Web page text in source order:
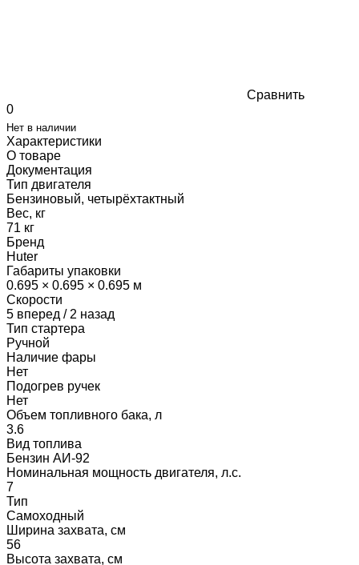
Сравнить
0
Нет в наличии
Характеристики
О товаре
Документация
Тип двигателя
Бензиновый, четырёхтактный
Вес, кг
71 кг
Бренд
Huter
Габариты упаковки
0.695 × 0.695 × 0.695 м
Скорости
5 вперед / 2 назад
Тип стартера
Ручной
Наличие фары
Нет
Подогрев ручек
Нет
Объем топливного бака, л
3.6
Вид топлива
Бензин АИ-92
Номинальная мощность двигателя, л.с.
7
Тип
Самоходный
Ширина захвата, см
56
Высота захвата, см